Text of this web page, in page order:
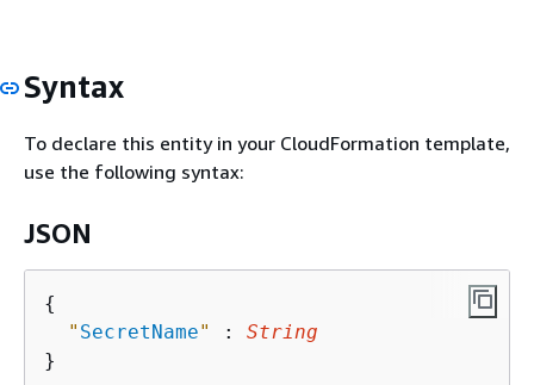
Syntax
To declare this entity in your CloudFormation template,
use the following syntax:
JSON
{
" SecretName" : String